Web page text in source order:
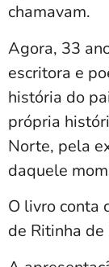
chamavam.
Agora, 33
escritora e
história do
própria
Norte, pela
daquele
O livro conta
de Ritinha de